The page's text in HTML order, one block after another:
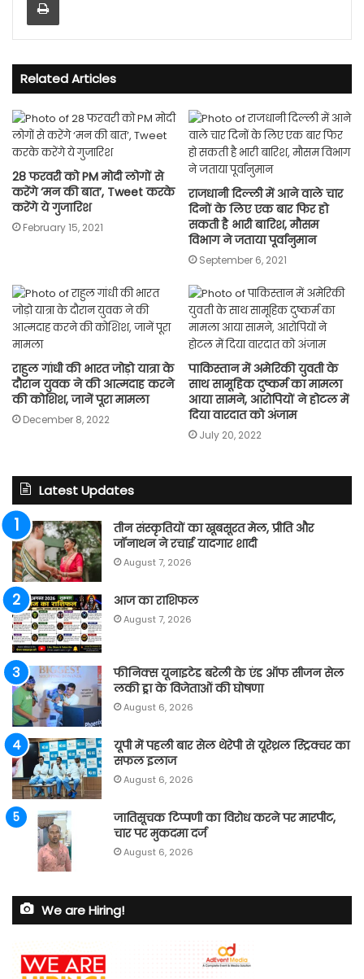
Related Articles
28 फरवरी को PM मोदी लोगों से
करेंगे ‘मन की बात’, Tweet करके
करेंगे ये गुजारिश
February 15, 2021
राजधानी दिल्ली में आने वाले चार
दिनों के लिए एक बार फिर हो
सकती है भारी बारिश, मौसम
विभाग ने जताया पूर्वानुमान
September 6, 2021
राहुल गांधी की भारत जोड़ो यात्रा के
दौरान युवक ने की आत्मदाह करने
की कोशिश, जानें पूरा मामला
December 8, 2022
पाकिस्तान में अमेरिकी युवती के
साथ सामूहिक दुष्कर्म का मामला
आया सामने, आरोपियों ने होटल में
दिया वारदात को अंजाम
July 20, 2022
Latest Updates
तीन संस्कृतियों का खूबसूरत मेल, प्रीति और
जॉनाथन ने रचाई यादगार शादी
August 7, 2026
आज का राशिफल
August 7, 2026
फीनिक्स यूनाइटेड बरेली के एंड ऑफ सीजन सेल
लकी ड्रा के विजेताओं की घोषणा
August 6, 2026
यूपी में पहली बार सेल थेरेपी से यूरेथ्रल स्ट्रिक्चर का
सफल इलाज
August 6, 2026
जातिसूचक टिप्पणी का विरोध करने पर मारपीट,
चार पर मुकदमा दर्ज
August 6, 2026
We are Hiring!